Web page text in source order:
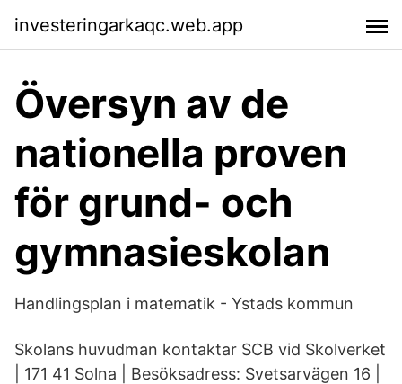
investeringarkaqc.web.app
Översyn av de
nationella proven
för grund- och
gymnasieskolan
Handlingsplan i matematik - Ystads kommun
Skolans huvudman kontaktar SCB vid Skolverket
| 171 41 Solna | Besöksadress: Svetsarvägen 16 |